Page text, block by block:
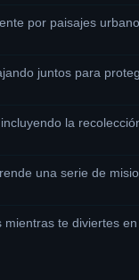
por paisajes
juntos para
la
una serie de
te diviertes